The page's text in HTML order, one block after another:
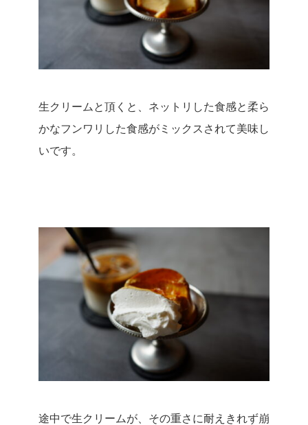
生クリームと頂くと、ネットリした食感と柔ら
かなフンワリした食感がミックスされて美味し
いです。
途中で生クリームが、その重さに耐えきれず崩